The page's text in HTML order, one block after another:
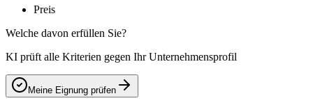
Preis
Welche davon erfüllen Sie?
KI prüft alle Kriterien gegen Ihr Unternehmensprofil
Meine Eignung prüfen